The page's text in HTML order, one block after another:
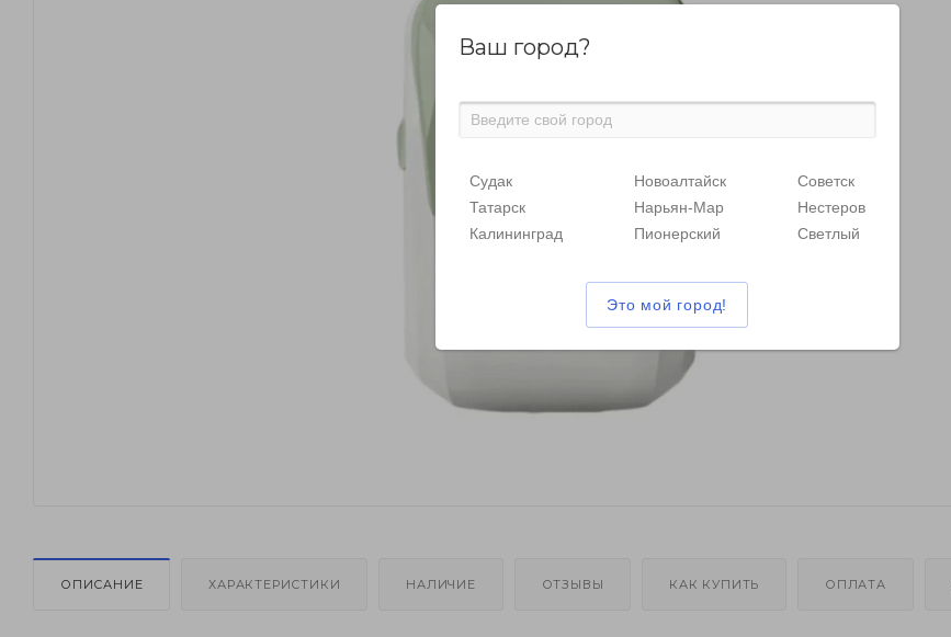
Ваш город?
Судак
Татарск
Калининград
Новоалтайск
Нарьян-Мар
Пионерский
Советск
Нестеров
Светлый
ОПИСАНИЕ ХАРАКТЕРИСТИКИ НАЛИЧИЕ ОТЗЫВЫ КАК КУПИТЬ ОПЛАТА